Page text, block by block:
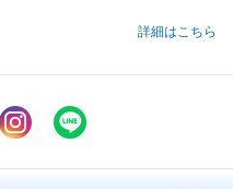
詳細はこちら